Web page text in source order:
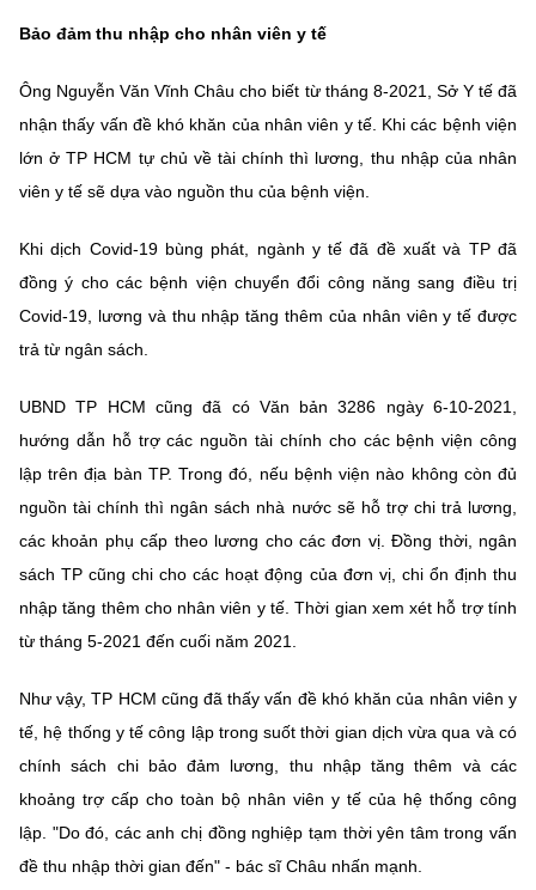
Bảo đảm thu nhập cho nhân viên y tế
Ông Nguyễn Văn Vĩnh Châu cho biết từ tháng 8-2021, Sở Y tế đã
nhận thấy vấn đề khó khăn của nhân viên y tế. Khi các bệnh viện
lớn ở TP HCM tự chủ về tài chính thì lương, thu nhập của nhân
viên y tế sẽ dựa vào nguồn thu của bệnh viện.
Khi dịch Covid-19 bùng phát, ngành y tế đã đề xuất và TP đã
đồng ý cho các bệnh viện chuyển đổi công năng sang điều trị
Covid-19, lương và thu nhập tăng thêm của nhân viên y tế được
trả từ ngân sách.
UBND TP HCM cũng đã có Văn bản 3286 ngày 6-10-2021,
hướng dẫn hỗ trợ các nguồn tài chính cho các bệnh viện công
lập trên địa bàn TP. Trong đó, nếu bệnh viện nào không còn đủ
nguồn tài chính thì ngân sách nhà nước sẽ hỗ trợ chi trả lương,
các khoản phụ cấp theo lương cho các đơn vị. Đồng thời, ngân
sách TP cũng chi cho các hoạt động của đơn vị, chi ổn định thu
nhập tăng thêm cho nhân viên y tế. Thời gian xem xét hỗ trợ tính
từ tháng 5-2021 đến cuối năm 2021.
Như vậy, TP HCM cũng đã thấy vấn đề khó khăn của nhân viên y
tế, hệ thống y tế công lập trong suốt thời gian dịch vừa qua và có
chính sách chi bảo đảm lương, thu nhập tăng thêm và các
khoảng trợ cấp cho toàn bộ nhân viên y tế của hệ thống công
lập. "Do đó, các anh chị đồng nghiệp tạm thời yên tâm trong vấn
đề thu nhập thời gian đến" - bác sĩ Châu nhấn mạnh.